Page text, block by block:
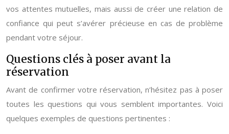
vos attentes mutuelles, mais aussi de créer une relation de
confiance qui peut s’avérer précieuse en cas de problème
pendant votre séjour.
Questions clés à poser avant la
réservation
Avant de confirmer votre réservation, n’hésitez pas à poser
toutes les questions qui vous semblent importantes. Voici
quelques exemples de questions pertinentes :